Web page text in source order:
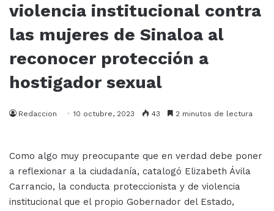
violencia institucional contra
las mujeres de Sinaloa al
reconocer protección a
hostigador sexual
Redaccion 10 octubre, 2023 43 2 minutos de lectura
Como algo muy preocupante que en verdad debe poner
a reflexionar a la ciudadanía, catalogó Elizabeth Ávila
Carrancio, la conducta proteccionista y de violencia
institucional que el propio Gobernador del Estado,